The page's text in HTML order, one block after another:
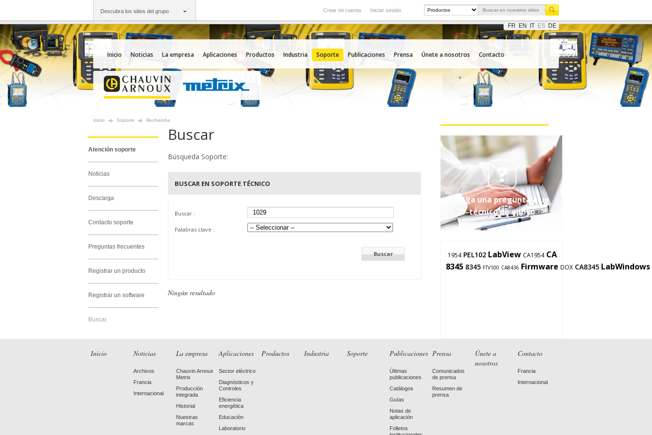
Descubra los sitios del grupo Iniciar sesión
Crear mi cuenta
Grupo
Chauvin Arnoux
Empresas
Una oferta a su servicio
Internacional
Nuestras filiales en el extranjero
FR EN IT ES DE
Inicio Noticias La empresa Aplicaciones Productos Industria Soporte Publicaciones Prensa Únete a nosotros Contacto
Inicio Soporte Recherche
Atención soporte
Noticias
Descarga
Contacto soporte
Preguntas frecuentes
Registrar un producto
Registrar un software
Buscar
Buscar
Búsqueda Soporte:
BUSCAR EN SOPORTE TÉCNICO
Buscar :
Palabras clave :
Ningún resultado
Haga una pregunta a un
técnico de apoyo
1954 PEL102 LabView CA1954 CA
8345 8345 FTV100 CA8436 Firmware DOX CA8345 LabWindows
Inicio Noticias
Archivos
Francia
Internacional
La empresa
Chauvin Arnoux
Metrix
Producción
integrada
Historial
Nuestras
marcas
Aplicaciones
Sector eléctrico
Diagnósticos y
Controles
Eficiencia
energética
Educación
Laboratorio
Productos Industria Soporte Publicaciones
Últimas
publicaciones
Catálogos
Guías
Notas de
aplicación
Folletos
Prensa
Comunicados
de prensa
Resumen de
prensa
Únete a
nosotros
Contacto
Francia
Internacional